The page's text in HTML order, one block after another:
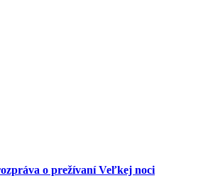
o prežívaní Veľkej noci